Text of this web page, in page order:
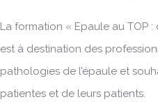
La formation « Epaule au TOP
est à destination des
pathologies de l’épaule et
patientes et de leurs patients.